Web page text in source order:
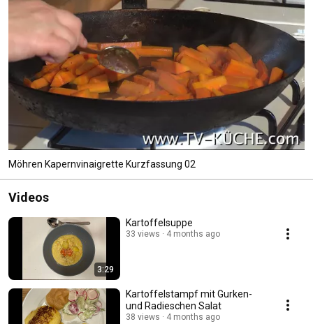
Möhren Kapernvinaigrette Kurzfassung 02
Videos
3:29
Kartoffelsuppe
33 views 4 months ago
Kartoffelstampf mit Gurken-
und Radieschen Salat
38 views 4 months ago